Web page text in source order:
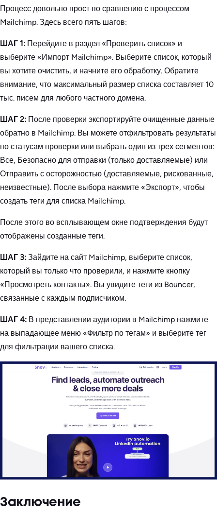
Процесс довольно прост по сравнению с процессом
Mailchimp. Здесь всего пять шагов:
ШАГ 1: Перейдите в раздел «Проверить список» и
выберите «Импорт Mailchimp». Выберите список, который
вы хотите очистить, и начните его обработку. Обратите
внимание, что максимальный размер списка составляет 10
тыс. писем для любого частного домена.
ШАГ 2: После проверки экспортируйте очищенные данные
обратно в Mailchimp. Вы можете отфильтровать результаты
по статусам проверки или выбрать один из трех сегментов:
Все, Безопасно для отправки (только доставляемые) или
Отправить с осторожностью (доставляемые, рискованные,
неизвестные). После выбора нажмите «Экспорт», чтобы
создать теги для списка Mailchimp.
После этого во всплывающем окне подтверждения будут
отображены созданные теги.
ШАГ 3: Зайдите на сайт Mailchimp, выберите список,
который вы только что проверили, и нажмите кнопку
«Просмотреть контакты». Вы увидите теги из Bouncer,
связанные с каждым подписчиком.
ШАГ 4: В представлении аудитории в Mailchimp нажмите
на выпадающее меню «Фильтр по тегам» и выберите тег
для фильтрации вашего списка.
Заключение